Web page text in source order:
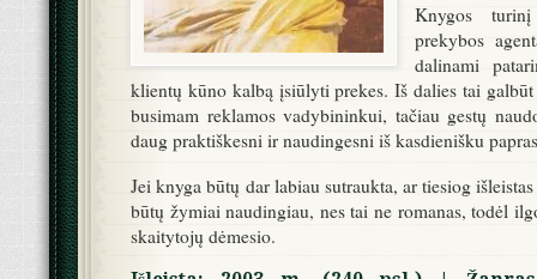
Knygos
prekybos
dalinami
klientų kūno kalbą įsiūlyti prekes. Iš dalies tai
busimam reklamos vadybininkui, tačiau gestų
daug praktiškesni ir naudingesni iš kasdienišku
Jei knyga būtų dar labiau sutraukta, ar tiesiog
būtų žymiai naudingiau, nes tai ne romanas, todėl
skaitytojų dėmesio.